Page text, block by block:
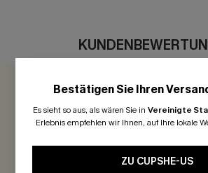
0.0
Seien Sie der Erste, der
Bestätigen Sie Ihren
Es sieht so aus, als wären Sie in Vereinigte
Erlebnis empfehlen wir Ihnen, auf Ihre lokale
ZU CUPSHE-US